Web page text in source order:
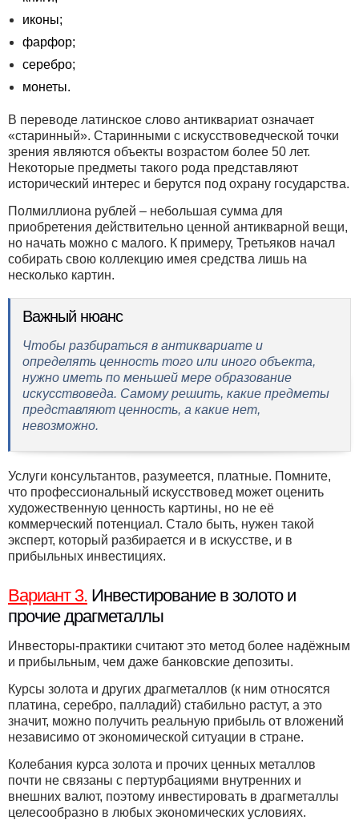
иконы;
фарфор;
серебро;
монеты.
В переводе латинское слово антиквариат означает
«старинный». Старинными с искусствоведческой точки
зрения являются объекты возрастом более 50 лет.
Некоторые предметы такого рода представляют
исторический интерес и берутся под охрану государства.
Полмиллиона рублей – небольшая сумма для
приобретения действительно ценной антикварной вещи,
но начать можно с малого. К примеру, Третьяков начал
собирать свою коллекцию имея средства лишь на
несколько картин.
Важный нюанс
Чтобы разбираться в антиквариате и
определять ценность того или иного объекта,
нужно иметь по меньшей мере образование
искусствоведа. Самому решить, какие предметы
представляют ценность, а какие нет,
невозможно.
Услуги консультантов, разумеется, платные. Помните,
что профессиональный искусствовед может оценить
художественную ценность картины, но не её
коммерческий потенциал. Стало быть, нужен такой
эксперт, который разбирается и в искусстве, и в
прибыльных инвестициях.
Вариант 3. Инвестирование в золото и
прочие драгметаллы
Инвесторы-практики считают это метод более надёжным
и прибыльным, чем даже банковские депозиты.
Курсы золота и других драгметаллов (к ним относятся
платина, серебро, палладий) стабильно растут, а это
значит, можно получить реальную прибыль от вложений
независимо от экономической ситуации в стране.
Колебания курса золота и прочих ценных металлов
почти не связаны с пертурбациями внутренних и
внешних валют, поэтому инвестировать в драгметаллы
целесообразно в любых экономических условиях.